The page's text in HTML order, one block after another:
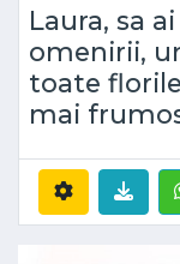
Laura, sa
omenirii,
toate
mai